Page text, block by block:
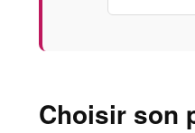
Choisir son